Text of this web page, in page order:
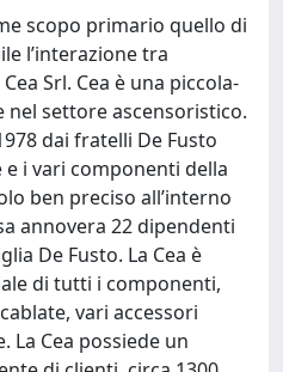
scopo primario quello di
l’interazione tra
Srl. Cea è una piccola-
settore ascensoristico.
dai fratelli De Fusto
i vari componenti della
ben preciso all’interno
annovera 22 dipendenti
De Fusto. La Cea è
di tutti i componenti,
vari accessori
La Cea possiede un